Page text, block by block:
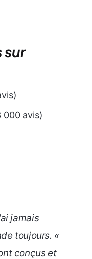
sur
000 avis)
jamais
toujours. «
conçus et